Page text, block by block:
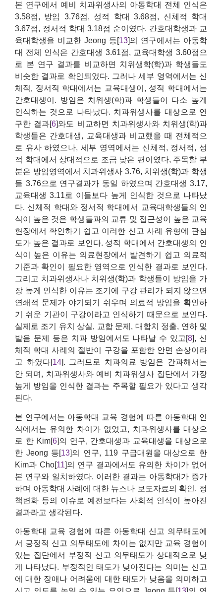
본 연구에서 예비 치과위생사의 아동학대 전체 인식은
3.58점, 방임 3.76점, 성적 학대 3.68점, 신체적 학대
3.67점, 정서적 학대 3.18점 순이였다. 간호대학생과 교
육대학생을 비교한 Jeong 등[13]의 연구에서는 아동학
대 전체 인식은 간호대생 3.61점, 교육대학생 3.60점으
로 본 연구 결과를 비교하면 치위생학(학)과 학생들도
비슷한 결과로 확인되었다. 그러나 세부 영역에서는 신
체적, 정서적 학대에서는 교육대생이, 성적 학대에서는
간호대생이. 방임은 치위생(학)과 학생들이 다소 높게
인식하는 것으로 나타났다. 치과위생사를 대상으로 연
구한 결과[6]와도 비교하면 치과위생사와 치위생(학)과
학생들은 간호대생, 교육대생과 비교했을 때 전체적으
로 유사 하였으나, 세부 영역에서는 신체적, 정서적, 성
적 학대에서 상대적으로 조금 낮은 편이였다, 주목할 부
분은 방임영역에서 치과위생사 3.76, 치위생(학)과 학생
들 3.76으로 연구결과가 동일 하였으며 간호대생 3.17,
교육대생 3.11로 이들보다 높게 인식한 것으로 나타났
다. 신체적 학대와 정서적 학대에서 교육대학생들의 인
식이 높은 것은 학생들과의 교류 및 접근성이 높은 교육
현장에서 확인하기 쉽고 이러한 신고 사례 유형에 관심
도가 높은 결과로 보인다. 성적 학대에서 간호대생의 인
식이 높은 이유는 의료현장에서 발견하기 쉽고 의료적
기준과 확인이 필요한 영역으로 인식한 결과로 보인다.
그리고 치과위생사나 치위생(학)과 학생들이 방임을 가
장 높게 인식한 이유는 조기에 구강 관리가 되지 않으면
연쇄적 문제가 야기되기 쉬우며 의료적 방임을 확인하
기 쉬운 기관이 구강이라고 인식하기 때문으로 보인다.
실제로 조기 유치 상실, 교합 문제, 대합치 정출, 연하 및
발음 문제 등은 치과 방임에서도 나타날 수 있고[8], 신
체적 학대 사례의 절반이 구강을 포함한 안면 손상이라
고 하였다[14]. 그러므로 치과의료 방임은 간과해서는
안 되며, 치과위생사와 예비 치과위생사 집단에서 가장
높게 방임을 인식한 결과는 주목할 필요가 있다고 생각
된다.
본 연구에서는 아동학대 교육 경험에 따른 아동학대 인
식에서는 유의한 차이가 없었고, 치과위생사를 대상으
로 한 Kim[6]의 연구, 간호대생과 교육대생을 대상으로
한 Jeong 등[13]의 연구, 119 구급대원을 대상으로 한
Kim과 Cho[11]의 연구 결과에서도 유의한 차이가 없어
본 연구와 일치하였다. 이러한 결과는 아동학대가 증가
하며 아동학대 사례에 대한 뉴스나 보도자료의 확인, 정
책변화 등의 이슈로 예전보다는 사회적 인식이 높아진
결과라고 생각된다.
아동학대 교육 경험에 따른 아동학대 신고 의무태도에
서 긍정적 신고 의무태도에 차이는 없지만 교육 경험이
있는 집단에서 부정적 신고 의무태도가 상대적으로 낮
게 나타났다. 부정적인 태도가 낮아진다는 의미는 신고
에 대한 장애나 어려움에 대한 태도가 낮음을 의미하고